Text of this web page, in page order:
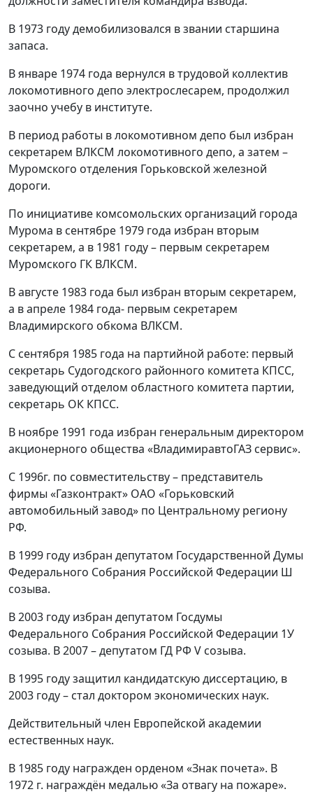
В 1973 году демобилизовался в звании старшина
запаса.
В январе 1974 года вернулся в трудовой коллектив
локомотивного депо электрослесарем, продолжил
заочно учебу в институте.
В период работы в локомотивном депо был избран
секретарем ВЛКСМ локомотивного депо, а затем –
Муромского отделения Горьковской железной
дороги.
По инициативе комсомольских организаций города
Мурома в сентябре 1979 года избран вторым
секретарем, а в 1981 году – первым секретарем
Муромского ГК ВЛКСМ.
В августе 1983 года был избран вторым секретарем,
а в апреле 1984 года- первым секретарем
Владимирского обкома ВЛКСМ.
С сентября 1985 года на партийной работе: первый
секретарь Судогодского районного комитета КПСС,
заведующий отделом областного комитета партии,
секретарь ОК КПСС.
В ноябре 1991 года избран генеральным директором
акционерного общества «ВладимиравтоГАЗ сервис».
С 1996г. по совместительству – представитель
фирмы «Газконтракт» ОАО «Горьковский
автомобильный завод» по Центральному региону
РФ.
В 1999 году избран депутатом Государственной Думы
Федерального Собрания Российской Федерации Ш
созыва.
В 2003 году избран депутатом Госдумы
Федерального Собрания Российской Федерации 1У
созыва. В 2007 – депутатом ГД РФ V созыва.
В 1995 году защитил кандидатскую диссертацию, в
2003 году – стал доктором экономических наук.
Действительный член Европейской академии
естественных наук.
В 1985 году награжден орденом «Знак почета». В
1972 г. награждён медалью «За отвагу на пожаре».